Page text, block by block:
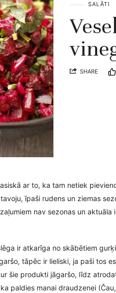
SALĀTI
SHARE
ar to, ka tam netiek
īpaši rudens un ziemas
nav sezonas un aktuāla
ir atkarīga no skābētiem
tāpēc ir lieliski, ja paši tos
šie produkti jāgaršo, līdz
paldies manai draudzenei